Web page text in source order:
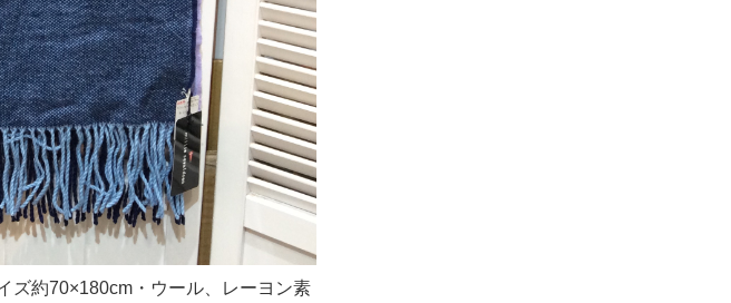
ズ約70×180cm・ウール、レーヨン素